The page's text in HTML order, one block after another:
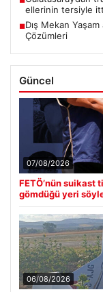
ellerinin tersiyle
■Dış Mekan
Çözümleri
Güncel
07/08/2026
FETÖ’nün suikast
gömdüğü yeri
06/08/2026